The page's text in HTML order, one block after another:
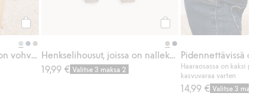
Osta
Vauvojen housut, joissa on vohvelipinta
Henkselihousut, joissa on nallekuvio etutaskussa
19,99 € Valitse 3 maksa 2
Haaraosassa on kaksi
kasvuvaraa varten
14,99 € Valitse 3 maksa 2